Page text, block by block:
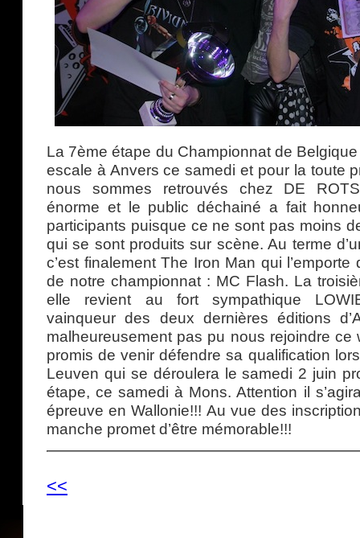
La 7ème étape du Championnat de Belgique
escale à Anvers ce samedi et pour la toute
nous sommes retrouvés chez DE
énorme et le public déchainé a fait
participants puisque ce ne sont pas moins
qui se sont produits sur scène. Au terme
c’est finalement The Iron Man qui
de notre championnat : MC Flash. La
elle revient au fort sympathique
vainqueur des deux dernières éditions
malheureusement pas pu nous rejoindre ce
promis de venir défendre sa qualification
Leuven qui se déroulera le samedi 2 juin
étape, ce samedi à Mons. Attention il
épreuve en Wallonie!!! Au vue des
manche promet d’être mémorable!!!
<<